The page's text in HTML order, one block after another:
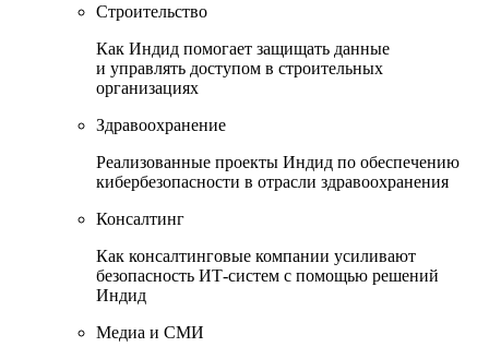
Строительство
Как Индид помогает защищать данные
и управлять доступом в строительных
организациях
Здравоохранение
Реализованные проекты Индид по обеспечению
кибербезопасности в отрасли здравоохранения
Консалтинг
Как консалтинговые компании усиливают
безопасность ИТ-систем с помощью решений
Индид
Медиа и СМИ